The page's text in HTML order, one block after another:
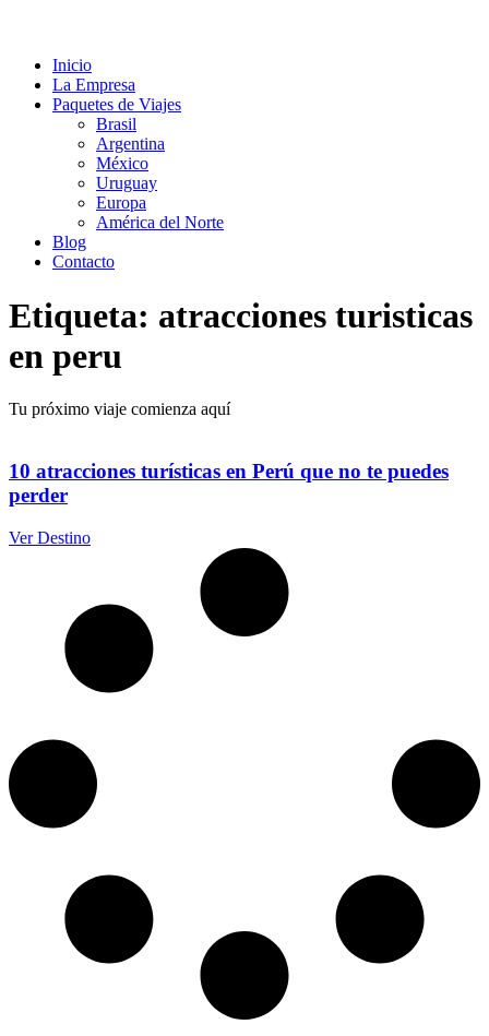
Inicio
La Empresa
Paquetes de Viajes
Brasil
Argentina
México
Uruguay
Europa
América del Norte
Blog
Contacto
Etiqueta: atracciones turisticas
en peru
Tu próximo viaje comienza aquí
10 atracciones turísticas en Perú que no te puedes
perder
Ver Destino